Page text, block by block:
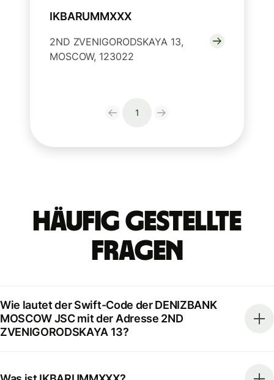
IKBARUMMXXX
2ND ZVENIGORODSKAYA 13,
MOSCOW, 123022
1
Häufig gestellte
Fragen
Wie lautet der Swift-Code der DENIZBANK
MOSCOW JSC mit der Adresse 2ND
ZVENIGORODSKAYA 13?